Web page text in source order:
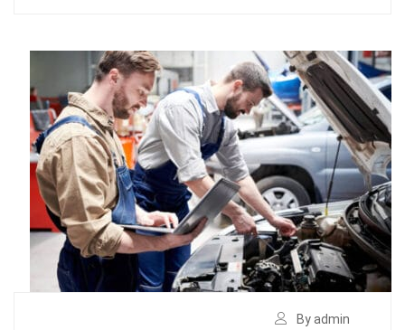
By admin